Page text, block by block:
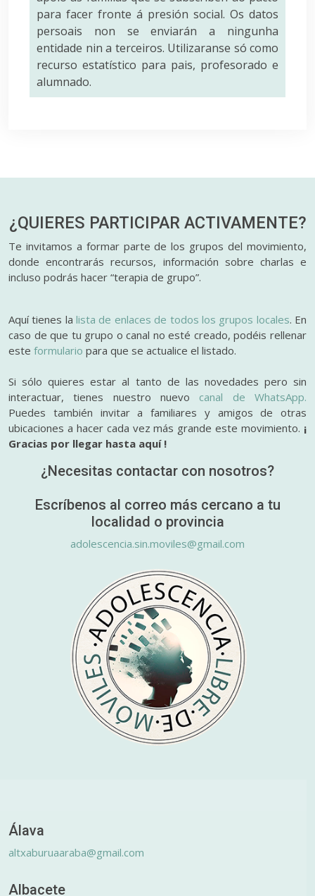
para facer fronte á presión social. Os datos
persoais non se enviarán a ningunha
entidade nin a terceiros. Utilizaranse só como
recurso estatístico para pais, profesorado e
alumnado.
¿QUIERES PARTICIPAR ACTIVAMENTE?
Te invitamos a formar parte de los grupos del movimiento,
donde encontrarás recursos, información sobre charlas e
incluso podrás hacer “terapia de grupo”.
Aquí tienes lalista de enlaces de todos los grupos locales. En
caso de que tu grupo o canal no esté creado, podéis rellenar
este formulario para que se actualice el listado.
Si sólo quieres estar al tanto de las novedades pero sin
interactuar, tienes nuestro nuevo canal de WhatsApp.
Puedes también invitar a familiares y amigos de otras
ubicaciones a hacer cada vez más grande este movimiento. ¡
Gracias por llegar hasta aquí !
¿Necesitas contactar con nosotros?
Escríbenos al correo más cercano a tu
localidad o provincia
adolescencia.sin.moviles@gmail.com
Álava
altxaburuaaraba@gmail.com
Albacete